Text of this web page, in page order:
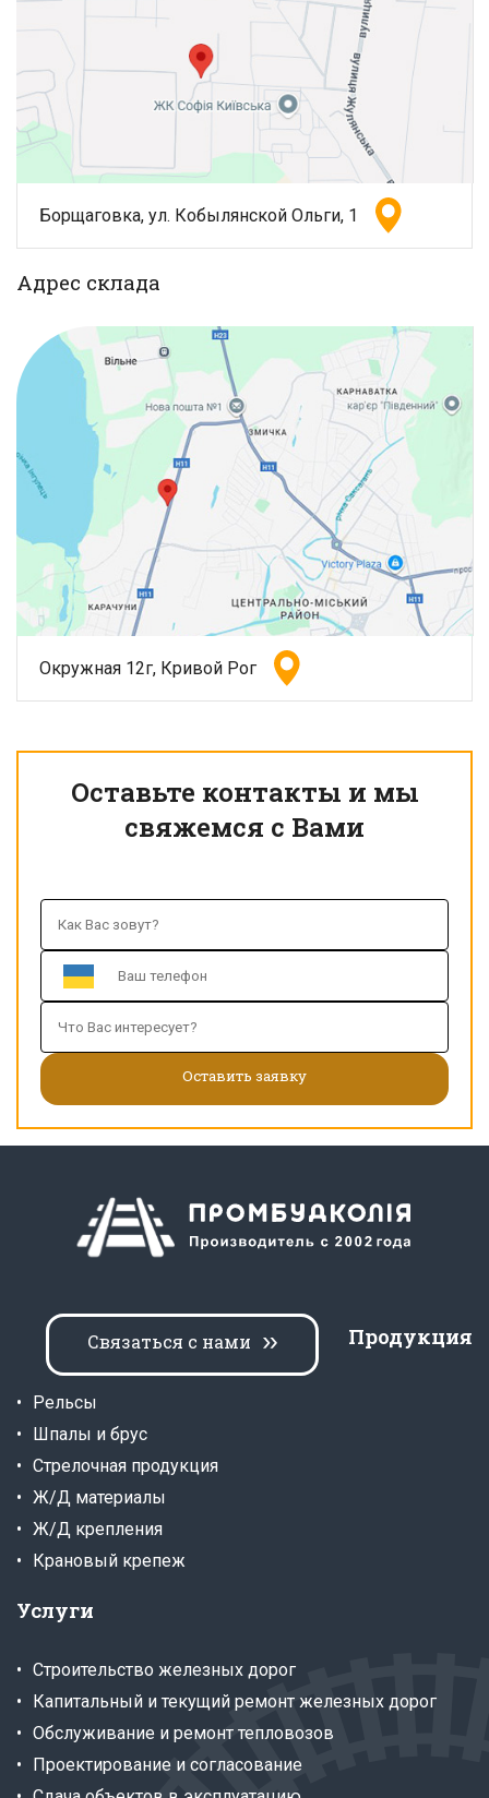
Борщаговка, ул. Кобылянской Ольги, 1
Адрес склада
Окружная 12г, Кривой Рог
Оставьте контакты и мы
свяжемся с Вами
Услуги
Строительство железных дорог
Капитальный и текущий ремонт железных дорог
Обслуживание и ремонт тепловозов
Проектирование и согласование
Продукция
Рельсы
Шпалы и брус
Стрелочная продукция
Ж/Д материалы
Ж/Д крепления
Крановый крепеж
Связаться с нами